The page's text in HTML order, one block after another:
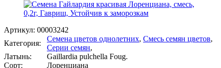
Артикул: 00003242
Категория:
Семена цветов однолетних, Смесь семян цветов,
Серии семян,
Латынь:
Gaillardia pulchella Foug.
Сорт:
Лоренциана